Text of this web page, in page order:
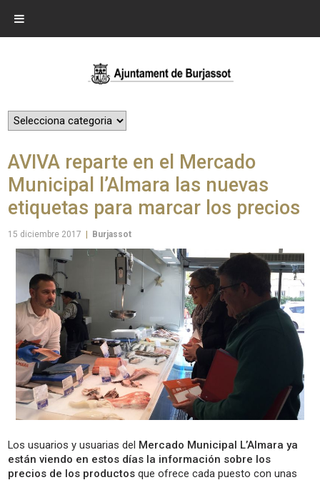
AVIVA reparte en el Mercado
Municipal l’Almara las nuevas
etiquetas para marcar los precios
15 diciembre 2017 Burjassot
Los usuarios y usuarias del Mercado Municipal L’Almara ya
están viendo en estos días la información sobre los
precios de los productos que ofrece cada puesto con unas